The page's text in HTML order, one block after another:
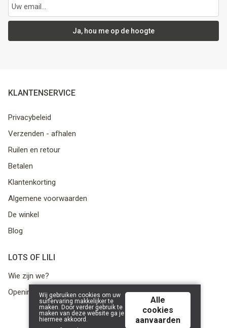
Ja, hou me op de hoogte
KLANTENSERVICE
Privacybeleid
Verzenden - afhalen
Ruilen en retour
Betalen
Klantenkorting
Algemene voorwaarden
De winkel
Blog
LOTS OF LILI
Wie zijn we?
Openingsuren
© 2026 Lots of Lili | Powered byTilroy.
Wij gebruiken cookies om uw
surfervaring makkelijker te
maken. Door verder gebruik te
maken van deze website ga je
hiermee akkoord.
Alle
cookies
aanvaarden